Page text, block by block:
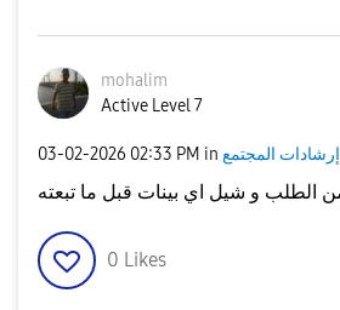
mohalim
Active Level 7
‎03-02-2026 02:33 PM in إرشادات المجتمع
الطلب و شيل اي بينات قبل ما تبعته
0 Likes